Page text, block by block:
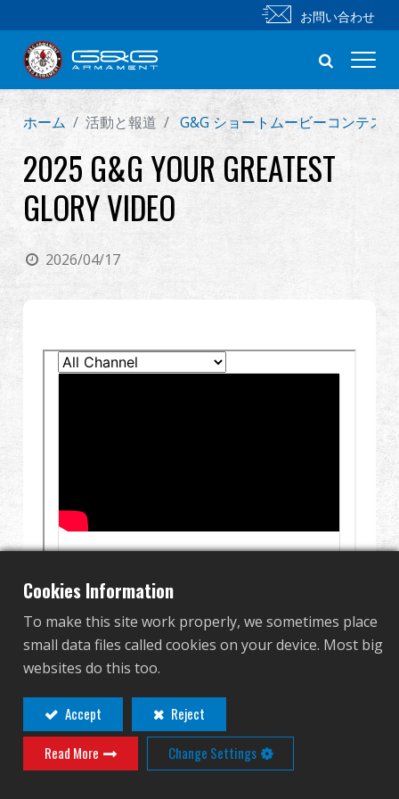
新製品
小銃
拳銃
射撃訓練シリーズ
私たちについて
サインイン
繁體中文
Français 日本語
お問い合わせ
ホーム 活動と報道 G&G ショートムービーコンテス
2025 G&G YOUR GREATEST
GLORY VIDEO
2026/04/17
Cookies Information
To make this site work properly, we sometimes place
small data files called cookies on your device. Most big
websites do this too.
Accept
Reject
Read More
Change Settings